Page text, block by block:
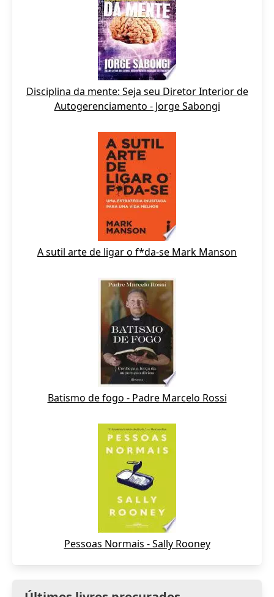
Disciplina da mente: Seja seu Diretor Interior de
Autogerenciamento - Jorge Sabongi
A sutil arte de ligar o f*da-se Mark Manson
Batismo de fogo - Padre Marcelo Rossi
Pessoas Normais - Sally Rooney